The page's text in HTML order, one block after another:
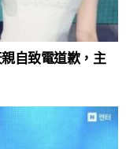
自致電道歉，主